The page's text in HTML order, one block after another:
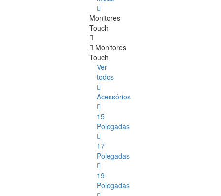
Monitores
Touch
Monitores
Touch
Ver
todos
Acessórios
15
Polegadas
17
Polegadas
19
Polegadas